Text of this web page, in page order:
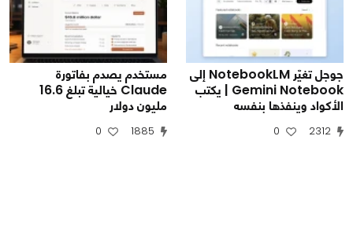
جوجل تغيّر NotebookLM إلى
Gemini Notebook | يكتب
الأكواد وينفذها بنفسه
2312
0
مستخدم يصدم بفاتورة
Claude خيالية تبلغ 16.6
مليون دولار
1885
0